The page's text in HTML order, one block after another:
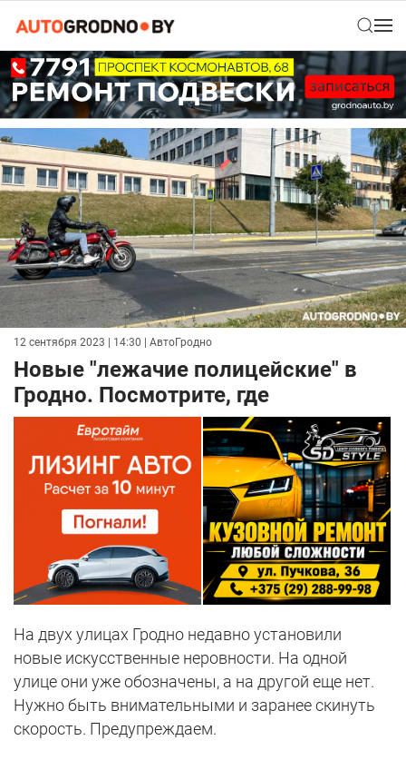
12 сентября 2023 | 14:30 | АвтоГродно
Новые "лежачие полицейские" в
Гродно. Посмотрите, где
На двух улицах Гродно недавно установили
новые искусственные неровности. На одной
улице они уже обозначены, а на другой еще нет.
Нужно быть внимательными и заранее скинуть
скорость. Предупреждаем.